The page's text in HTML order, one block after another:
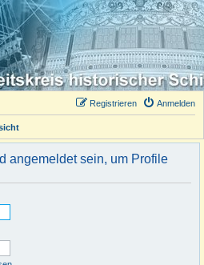
Anmelden
Registrieren
angemeldet sein, um Profile